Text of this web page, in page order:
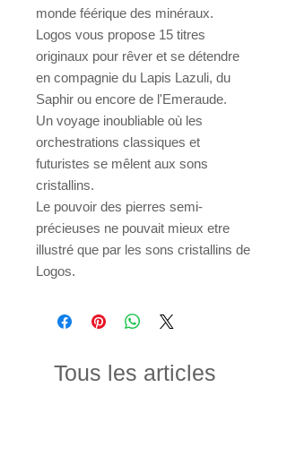
monde féérique des minéraux.
Logos vous propose 15 titres
originaux pour rêver et se détendre
en compagnie du Lapis Lazuli, du
Saphir ou encore de l'Emeraude.
Un voyage inoubliable où les
orchestrations classiques et
futuristes se mêlent aux sons
cristallins.
Le pouvoir des pierres semi-
précieuses ne pouvait mieux etre
illustré que par les sons cristallins de
Logos.
Tous les articles